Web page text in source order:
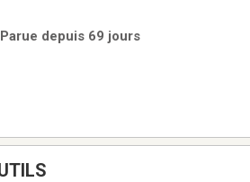
depuis 69 jours